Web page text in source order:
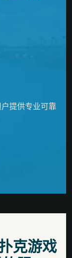
提供专业可靠
克游戏